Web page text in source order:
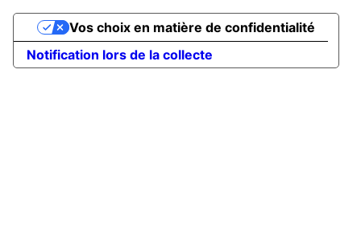
Notification lors de la collecte
Vos choix en matière de confidentialité